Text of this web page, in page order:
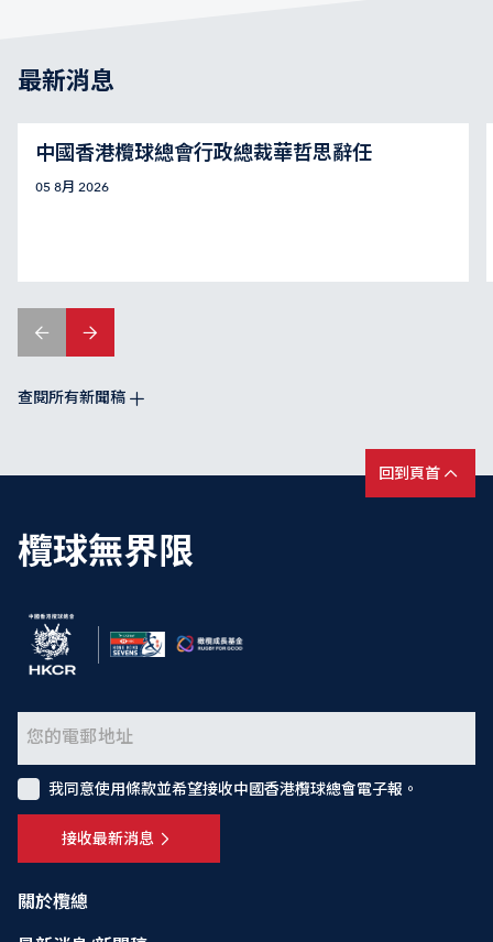
最新消息
中國香港欖球總會行政總裁華哲思辭任
05 8月 2026
查閱所有新聞稿
回到頁首
欖球無界限
關於欖總
接收最新消息
我同意使用條款並希望接收中國香港欖球總會電子報。